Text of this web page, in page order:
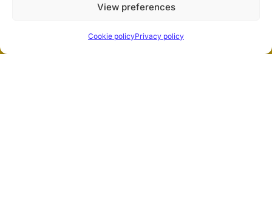
View preferences
Cookie policyPrivacy policy